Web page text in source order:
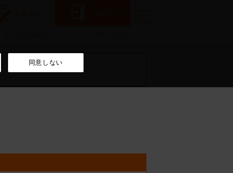
同意しない